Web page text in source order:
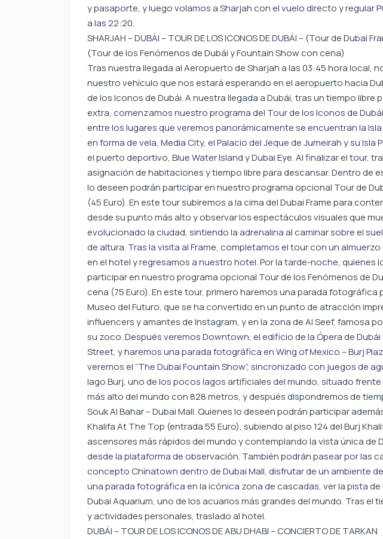
y pasaporte, y luego volamos a Sharjah con el vuelo directo y regular
a las 22:20.
SHARJAH – DUBÁI – TOUR DE LOS ICONOS DE DUBÁI – (Tour de Dubai
(Tour de los Fenómenos de Dubái y Fountain Show con cena)
Tras nuestra llegada al Aeropuerto de Sharjah a las 03:45 hora local,
nuestro vehículo que nos estará esperando en el aeropuerto hacia
de los Iconos de Dubái. A nuestra llegada a Dubái, tras un tiempo libre
extra, comenzamos nuestro programa del Tour de los Iconos de
entre los lugares que veremos panorámicamente se encuentran la Isla
en forma de vela, Media City, el Palacio del Jeque de Jumeirah y su Isla
el puerto deportivo, Blue Water Island y Dubai Eye. Al finalizar el tour,
asignación de habitaciones y tiempo libre para descansar. Dentro de
lo deseen podrán participar en nuestro programa opcional Tour de
(45 Euro). En este tour subiremos a la cima del Dubai Frame para
desde su punto más alto y observar los espectáculos visuales que
evolucionado la ciudad, sintiendo la adrenalina al caminar sobre el
de altura. Tras la visita al Frame, completamos el tour con un
en el hotel y regresamos a nuestro hotel. Por la tarde-noche, quienes
participar en nuestro programa opcional Tour de los Fenómenos de
cena (75 Euro). En este tour, primero haremos una parada fotográfica
Museo del Futuro, que se ha convertido en un punto de atracción
influencers y amantes de Instagram, y en la zona de Al Seef, famosa
su zoco. Después veremos Downtown, el edificio de la Ópera de
Street, y haremos una parada fotográfica en Wing of Mexico – Burj
veremos el “The Dubai Fountain Show”, sincronizado con juegos de
lago Burj, uno de los pocos lagos artificiales del mundo, situado frente
más alto del mundo con 828 metros, y después dispondremos de
Souk Al Bahar – Dubai Mall. Quienes lo deseen podrán participar
Khalifa At The Top (entrada 55 Euro), subiendo al piso 124 del Burj
ascensores más rápidos del mundo y contemplando la vista única de
desde la plataforma de observación. También podrán pasear por las
concepto Chinatown dentro de Dubai Mall, disfrutar de un ambiente
una parada fotográfica en la icónica zona de cascadas, ver la pista de
Dubai Aquarium, uno de los acuarios más grandes del mundo. Tras el
y actividades personales, traslado al hotel.
DUBÁI – TOUR DE LOS ICONOS DE ABU DHABI – CONCIERTO DE TARKAN